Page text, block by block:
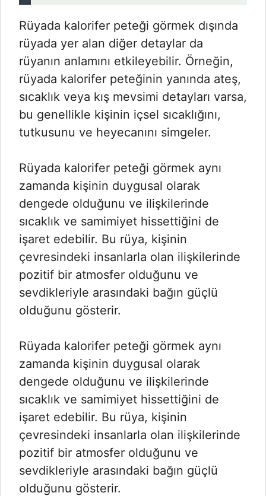
Rüyada kalorifer peteği görmek dışında
rüyada yer alan diğer detaylar da
rüyanın anlamını etkileyebilir. Örneğin,
rüyada kalorifer peteğinin yanında ateş,
sıcaklık veya kış mevsimi detayları varsa,
bu genellikle kişinin içsel sıcaklığını,
tutkusunu ve heyecanını simgeler.
Rüyada kalorifer peteği görmek aynı
zamanda kişinin duygusal olarak
dengede olduğunu ve ilişkilerinde
sıcaklık ve samimiyet hissettiğini de
işaret edebilir. Bu rüya, kişinin
çevresindeki insanlarla olan ilişkilerinde
pozitif bir atmosfer olduğunu ve
sevdikleriyle arasındaki bağın güçlü
olduğunu gösterir.
Rüyada kalorifer peteği görmek aynı
zamanda kişinin duygusal olarak
dengede olduğunu ve ilişkilerinde
sıcaklık ve samimiyet hissettiğini de
işaret edebilir. Bu rüya, kişinin
çevresindeki insanlarla olan ilişkilerinde
pozitif bir atmosfer olduğunu ve
sevdikleriyle arasındaki bağın güçlü
olduğunu gösterir.